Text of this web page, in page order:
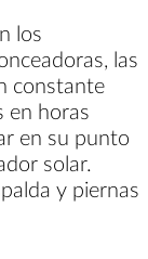
los
las
constante
en horas
en su punto
solar.
y piernas